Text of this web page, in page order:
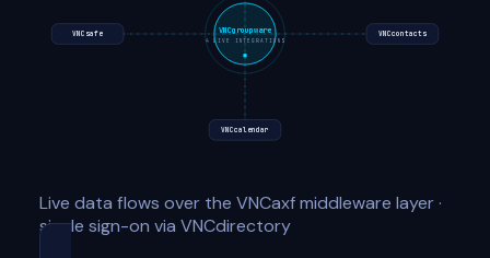
VNCcontacts
VNCcalendar
VNCsafe VNCgroupware
4 LIVE INTEGRATIONS
Live data flows over the VNCaxf middleware layer ·
single sign-on via VNCdirectory